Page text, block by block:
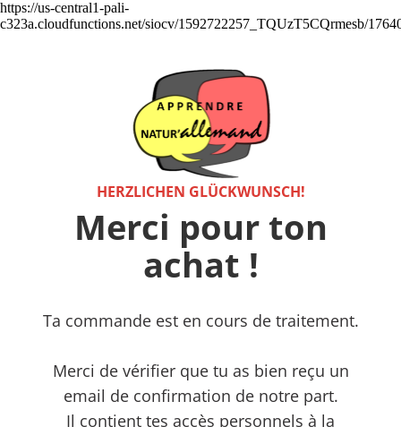
https://us-central1-pali-
c323a.cloudfunctions.net/siocv/1592722257_TQUzT5CQrmesb/
HERZLICHEN GLÜCKWUNSCH!
Merci pour ton
achat !
Ta commande est en cours de traitement.
Merci de vérifier que tu as bien reçu un
email de confirmation de notre part.
Il contient tes accès personnels à la